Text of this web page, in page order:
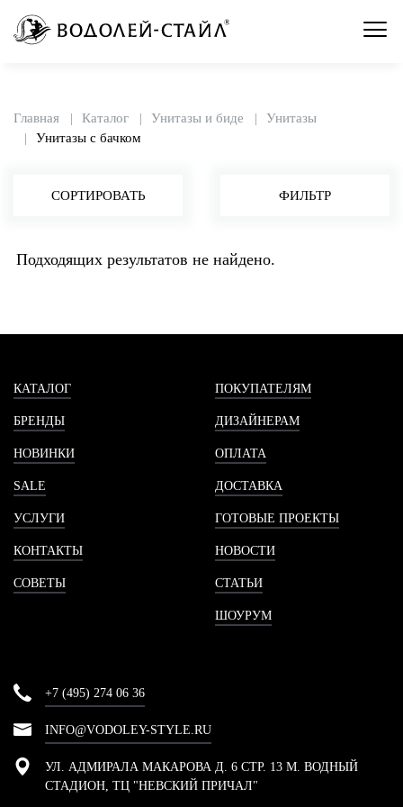
Главная Каталог Унитазы и биде
Унитазы
Унитазы с бачком
СОРТИРОВАТЬ ФИЛЬТР
Подходящих результатов не найдено.
КАТАЛОГ
БРЕНДЫ
НОВИНКИ
SALE
УСЛУГИ
КОНТАКТЫ
СОВЕТЫ
ПОКУПАТЕЛЯМ
ДИЗАЙНЕРАМ
ОПЛАТА
ДОСТАВКА
ГОТОВЫЕ ПРОЕКТЫ
НОВОСТИ
СТАТЬИ
ШОУРУМ
+7 (495) 274 06 36
INFO@VODOLEY-STYLE.RU
УЛ. АДМИРАЛА МАКАРОВА Д. 6 СТР. 13 М. ВОДНЫЙ
СТАДИОН, ТЦ "НЕВСКИЙ ПРИЧАЛ"